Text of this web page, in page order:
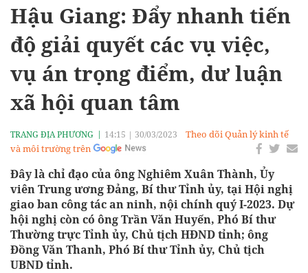
Hậu Giang: Đẩy nhanh tiến
độ giải quyết các vụ việc,
vụ án trọng điểm, dư luận
xã hội quan tâm
TRANG ĐỊA PHƯƠNG 14:15 | 30/03/2023
Theo dõi Quản lý kinh tế
và môi trường trên
Đây là chỉ đạo của ông Nghiêm Xuân Thành, Ủy
viên Trung ương Đảng, Bí thư Tỉnh ủy, tại Hội nghị
giao ban công tác an ninh, nội chính quý I-2023. Dự
hội nghị còn có ông Trần Văn Huyến, Phó Bí thư
Thường trực Tỉnh ủy, Chủ tịch HĐND tỉnh; ông
Đồng Văn Thanh, Phó Bí thư Tỉnh ủy, Chủ tịch
UBND tỉnh.